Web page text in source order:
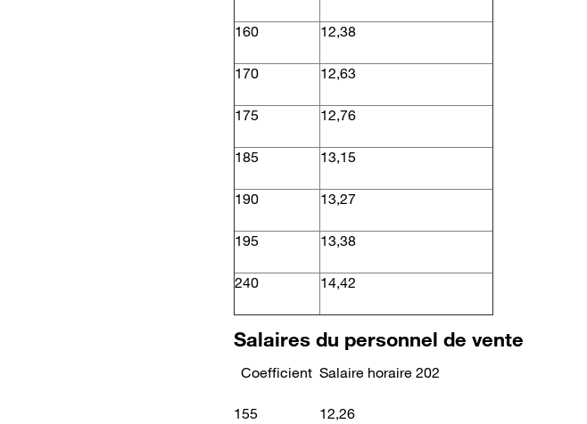
Bon à savoir
160 12,38
170 12,63
175 12,76
185 13,15
190 13,27
195 13,38
240 14,42
Salaires du personnel de vente
Coefficient Salaire horaire 202
155 12,26